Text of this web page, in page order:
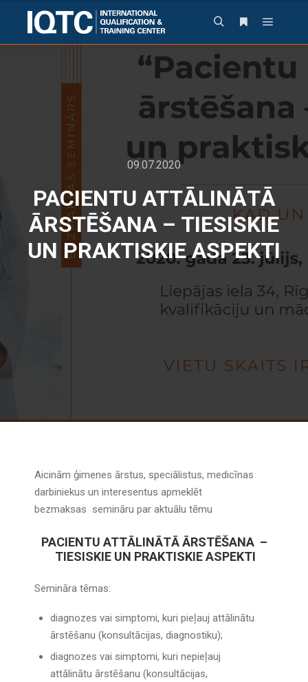
09.07.2020
PACIENTU ATTĀLINĀTĀ
ĀRSTĒŠANA – TIESISKIE
UN PRAKTISKIE ASPEKTI
Aicinām ģimenes ārstus, speciālistus, medicīnas
darbiniekus un interesentus apmeklēt
bezmaksas semināru par aktuālu tēmu
PACIENTU ATTĀLINĀTĀ ĀRSTĒŠANA –
TIESISKIE UN PRAKTISKIE ASPEKTI
Semināra tēmas:
diagnozes vai simptomi, kuri pieļauj attālinātu
ārstēšanu (konsultācijas, diagnostiku);
diagnozes vai simptomi, kuri nepieļauj
attālinātu ārstēšanu (konsultācijas,